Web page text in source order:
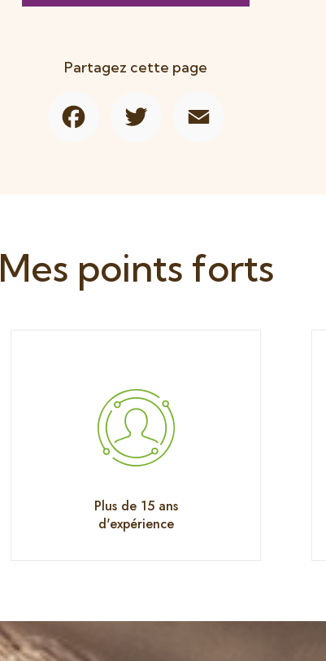
Partagez cette page
Mes points forts
Plus de 15 ans
d'expérience